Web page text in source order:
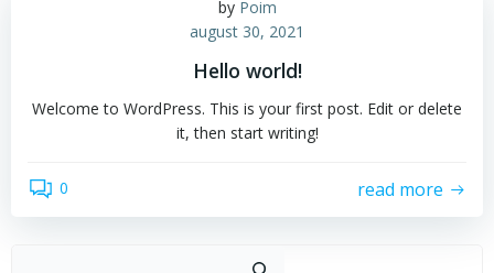
by Poim
august 30, 2021
Hello world!
Welcome to WordPress. This is your first post. Edit or delete
it, then start writing!
0 read more